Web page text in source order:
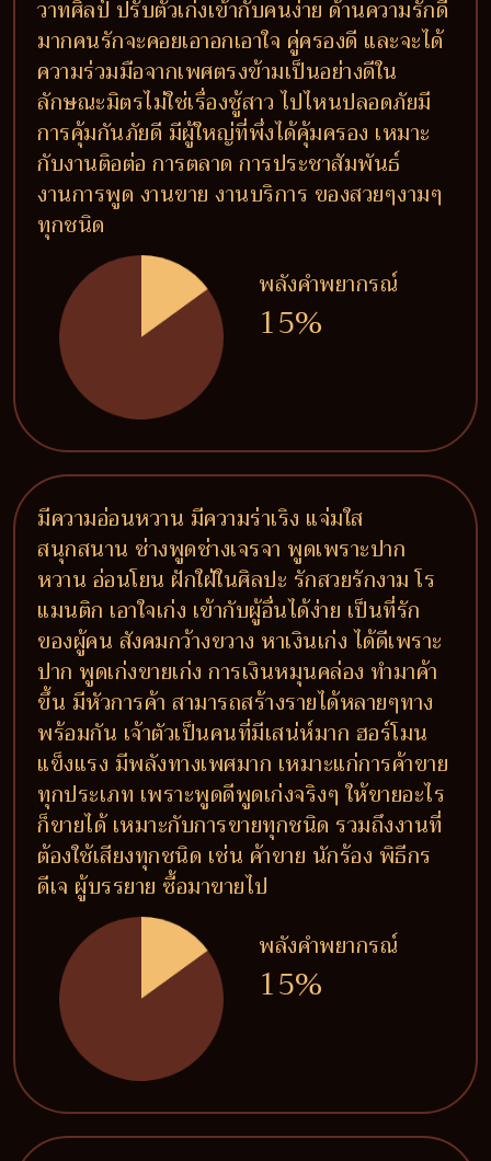
วาทศิลป์ ปรับตัวเก่งเข้ากับคนง่าย ด้านความรักดี
มากคนรักจะคอยเอาอกเอาใจ คู่ครองดี และจะได้
ความร่วมมือจากเพศตรงข้ามเป็นอย่างดีใน
ลักษณะมิตรไม่ใช่เรื่องชู้สาว ไปไหนปลอดภัยมี
การคุ้มกันภัยดี มีผู้ใหญ่ที่พึ่งได้คุ้มครอง เหมาะ
กับงานติอต่อ การตลาด การประชาสัมพันธ์
งานการพูด งานขาย งานบริการ ของสวยๆงามๆ
ทุกชนิด
พลังคำพยากรณ์
15%
มีความอ่อนหวาน มีความร่าเริง แจ่มใส
สนุกสนาน ช่างพูดช่างเจรจา พูดเพราะปาก
หวาน อ่อนโยน ฝักใฝ่ในศิลปะ รักสวยรักงาม โร
แมนติก เอาใจเก่ง เข้ากับผู้อื่นได้ง่าย เป็นที่รัก
ของผู้คน สังคมกว้างขวาง หาเงินเก่ง ได้ดีเพราะ
ปาก พูดเก่งขายเก่ง การเงินหมุนคล่อง ทำมาค้า
ขึ้น มีหัวการค้า สามารถสร้างรายได้หลายๆทาง
พร้อมกัน เจ้าตัวเป็นคนที่มีเสน่ห์มาก ฮอร์โมน
แข็งแรง มีพลังทางเพศมาก เหมาะแก่การค้าขาย
ทุกประเภท เพราะพูดดีพูดเก่งจริงๆ ให้ขายอะไร
ก็ขายได้ เหมาะกับการขายทุกชนิด รวมถึงงานที่
ต้องใช้เสียงทุกชนิด เช่น ค้าขาย นักร้อง พิธีกร
ดีเจ ผู้บรรยาย ซื้อมาขายไป
พลังคำพยากรณ์
15%